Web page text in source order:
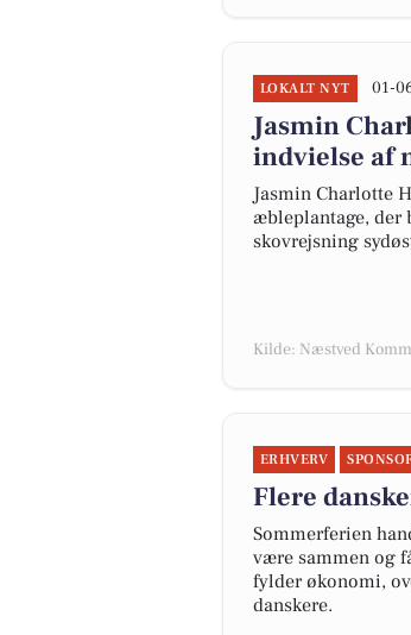
LOKALT NYT 01-
Jasmin
indvielse af
Jasmin Charlotte
æbleplantage, der
skovrejsning
Kilde: Næstved
ERHVERV
Flere
Sommerferien
være sammen og
fylder økonomi,
danskere.